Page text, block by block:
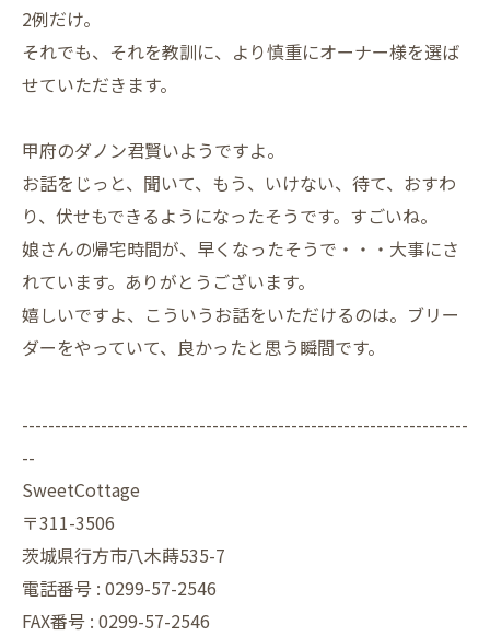
2例だけ。
それでも、それを教訓に、より慎重にオーナー様を選ば
せていただきます。
甲府のダノン君賢いようですよ。
お話をじっと、聞いて、もう、いけない、待て、おすわ
り、伏せもできるようになったそうです。すごいね。
娘さんの帰宅時間が、早くなったそうで・・・大事にさ
れています。ありがとうございます。
嬉しいですよ、こういうお話をいただけるのは。ブリー
ダーをやっていて、良かったと思う瞬間です。
--------------------------------------------------------------------
--
SweetCottage
〒311-3506
茨城県行方市八木蒔535-7
電話番号 : 0299-57-2546
FAX番号 : 0299-57-2546